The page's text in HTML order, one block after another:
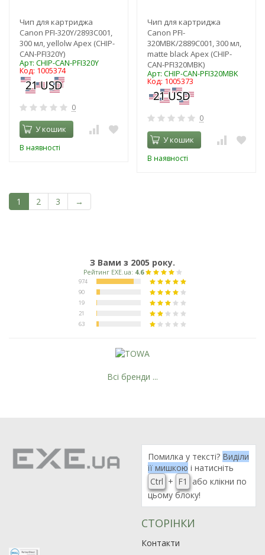
Чип для картриджа
Canon PFI-320Y/2893C001,
300 мл, yellolw Apex (CHIP-
CAN-PFI320Y)
Арт: CHIP-CAN-PFI320Y
Код: 1005374
0
У кошик
В наявності
Чип для картриджа
Canon PFI-
320MBK/2889C001, 300 мл,
matte black Apex (CHIP-
CAN-PFI320MBK)
Арт: CHIP-CAN-PFI320MBK
Код: 1005373
0
У кошик
В наявності
1 2 3 →
З Вами з 2005 року.
Всі бренди ...
Помилка у тексті? Виділи
її мишкою і натисніть
Ctrl + F1
або клікни по
цьому блоку!
СТОРІНКИ
Контакти